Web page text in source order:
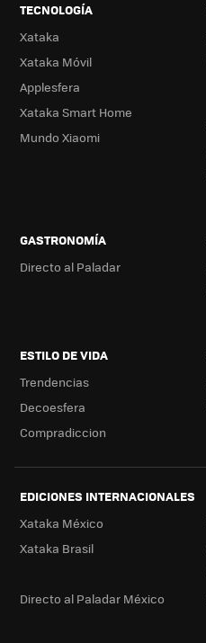
TECNOLOGÍA
Xataka
Xataka Móvil
Applesfera
Xataka Smart Home
Mundo Xiaomi
GASTRONOMÍA
Directo al Paladar
ESTILO DE VIDA
Trendencias
Decoesfera
Compradiccion
EDICIONES INTERNACIONALES
Xataka México
Xataka Brasil
Directo al Paladar México